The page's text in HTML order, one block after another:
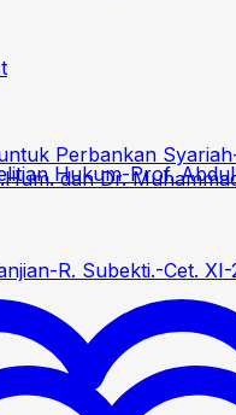
Perbankan
dan Dr.